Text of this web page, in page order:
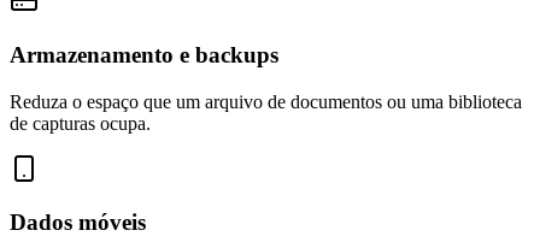
Armazenamento e backups
Reduza o espaço que um arquivo de documentos ou uma biblioteca
de capturas ocupa.
Dados móveis